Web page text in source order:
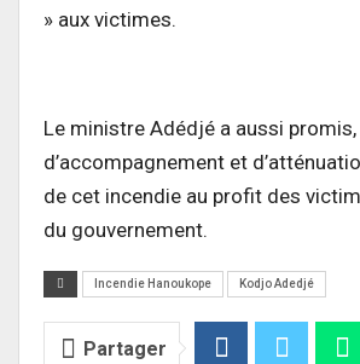
» aux victimes.
Le ministre Adédjé a aussi
d’accompagnement et
de cet incendie au profit des
du gouvernement.
Incendie Hanoukope Kodjo Adedjé
Partager